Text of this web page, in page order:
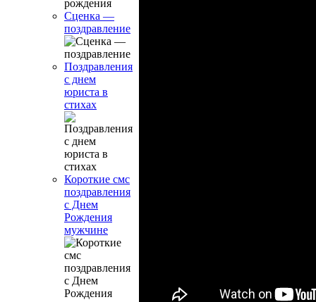
Сценка —
поздравление
Поздравления
с днем
юриста в
стихах
Короткие смс
поздравления
с Днем
Рождения
мужчине